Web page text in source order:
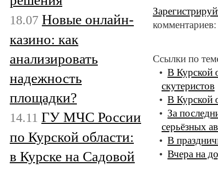
Ссылки по
В Курской
скутеристов
В Курской
За
серьёзных
В
Вчера на
18.07 Новые онлайн-
казино: как
анализировать
надежность
площадки?
14.11 ГУ МЧС России
по Курской области:
в Курске на Садовой